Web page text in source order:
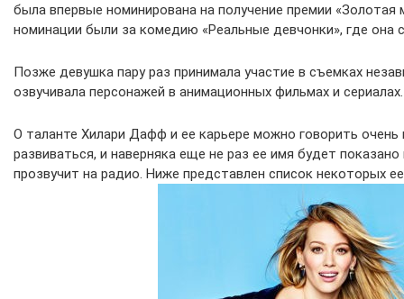
была впервые номинирована на получение премии
номинации были за комедию «Реальные девчонки», где она
Позже девушка пару раз принимала участие в съемках
озвучивала персонажей в анимационных фильмах и сериалах.
О таланте Хилари Дафф и ее карьере можно говорить очень
развиваться, и наверняка еще не раз ее имя будет показано
прозвучит на радио. Ниже представлен список некоторых